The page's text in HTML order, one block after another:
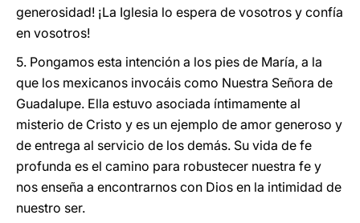
generosidad! ¡La Iglesia lo espera de vosotros y confía
en vosotros!
5. Pongamos esta intención a los pies de María, a la
que los mexicanos invocáis como Nuestra Señora de
Guadalupe. Ella estuvo asociada íntimamente al
misterio de Cristo y es un ejemplo de amor generoso y
de entrega al servicio de los demás. Su vida de fe
profunda es el camino para robustecer nuestra fe y
nos enseña a encontrarnos con Dios en la intimidad de
nuestro ser.